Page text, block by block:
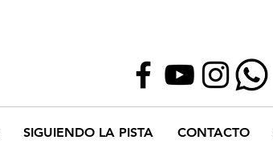
SIGUIENDO LA PISTA CONTACTO